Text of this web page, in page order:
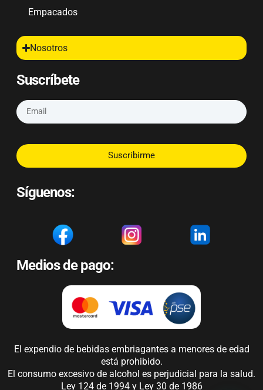
Empacados
Nosotros
Suscríbete
Suscribirme
Síguenos:
Medios de pago:
El expendio de bebidas embriagantes a menores de edad
está prohibido.
El consumo excesivo de alcohol es perjudicial para la salud.
Ley 124 de 1994 y Ley 30 de 1986